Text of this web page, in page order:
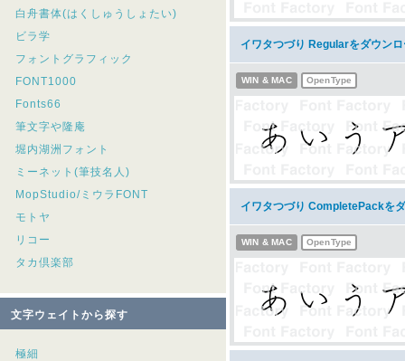
白舟書体(はくしゅうしょたい)
ビラ学
フォントグラフィック
FONT1000
Fonts66
筆文字や隆庵
堀内湖洲フォント
ミーネット(筆技名人)
MopStudio/ミウラFONT
モトヤ
リコー
タカ倶楽部
文字ウェイトから探す
極細
イワタつづり Regularをダウン
WIN & MAC OpenType
イワタつづり CompletePackを
WIN & MAC OpenType